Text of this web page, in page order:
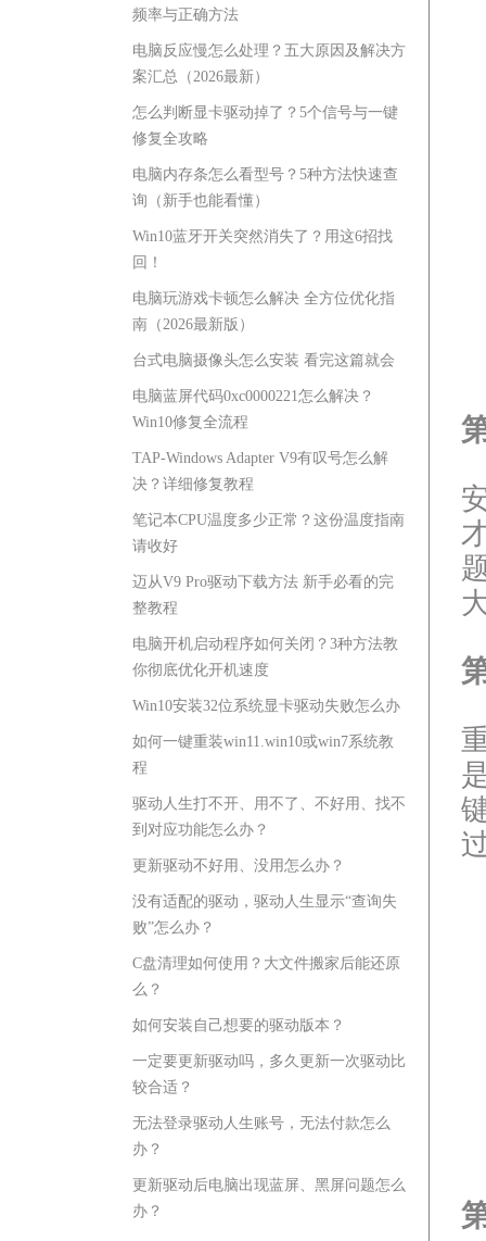
频率与正确方法
电脑反应慢怎么处理？五大原因及解决方
案汇总（2026最新）
怎么判断显卡驱动掉了？5个信号与一键
修复全攻略
电脑内存条怎么看型号？5种方法快速查
询（新手也能看懂）
Win10蓝牙开关突然消失了？用这6招找
回！
电脑玩游戏卡顿怎么解决 全方位优化指
南（2026最新版）
台式电脑摄像头怎么安装 看完这篇就会
电脑蓝屏代码0xc0000221怎么解决？
Win10修复全流程
TAP-Windows Adapter V9有叹号怎么解
决？详细修复教程
笔记本CPU温度多少正常？这份温度指南
请收好
迈从V9 Pro驱动下载方法 新手必看的完
整教程
电脑开机启动程序如何关闭？3种方法教
你彻底优化开机速度
Win10安装32位系统显卡驱动失败怎么办
如何一键重装win11.win10或win7系统教
程
驱动人生打不开、用不了、不好用、找不
到对应功能怎么办？
更新驱动不好用、没用怎么办？
没有适配的驱动，驱动人生显示“查询失
败”怎么办？
C盘清理如何使用？大文件搬家后能还原
么？
如何安装自己想要的驱动版本？
一定要更新驱动吗，多久更新一次驱动比
较合适？
无法登录驱动人生账号，无法付款怎么
办？
更新驱动后电脑出现蓝屏、黑屏问题怎么
办？